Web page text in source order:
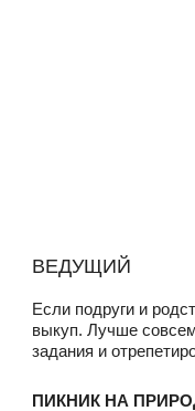
ВЕДУЩИЙ
Если подруги и
выкуп. Лучше
задания и
ПИКНИК НА